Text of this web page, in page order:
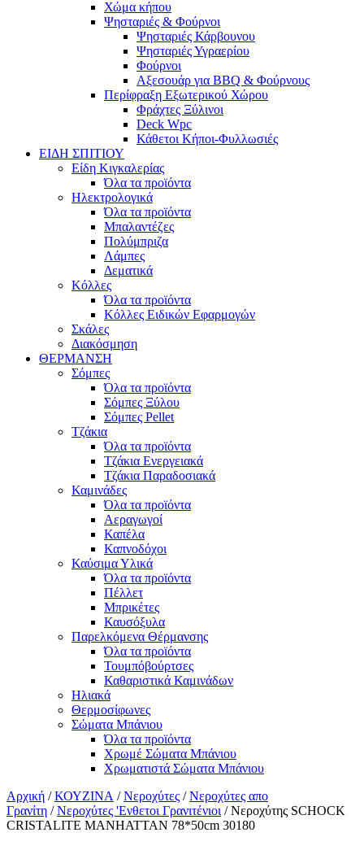
Χώμα κήπου
Ψησταριές & Φούρνοι
Ψησταριές Κάρβουνου
Ψησταριές Υγραερίου
Φούρνοι
Αξεσουάρ για BBQ & Φούρνους
Περίφραξη Εξωτερικού Χώρου
Φράχτες Ξύλινοι
Deck Wpc
Κάθετοι Κήποι-Φυλλωσιές
ΕΙΔΗ ΣΠΙΤΙΟΥ
Είδη Κιγκαλερίας
Όλα τα προϊόντα
Ηλεκτρολογικά
Όλα τα προϊόντα
Μπαλαντέζες
Πολύμπριζα
Λάμπες
Δεματικά
Κόλλες
Όλα τα προϊόντα
Κόλλες Ειδικών Εφαρμογών
Σκάλες
Διακόσμηση
ΘΕΡΜΑΝΣΗ
Σόμπες
Όλα τα προϊόντα
Σόμπες Ξύλου
Σόμπες Pellet
Τζάκια
Όλα τα προϊόντα
Τζάκια Ενεργειακά
Τζάκια Παραδοσιακά
Καμινάδες
Όλα τα προϊόντα
Αεραγωγοί
Καπέλα
Καπνοδόχοι
Καύσιμα Υλικά
Όλα τα προϊόντα
Πέλλετ
Μπρικέτες
Καυσόξυλα
Παρελκόμενα Θέρμανσης
Όλα τα προϊόντα
Τουμπόβούρτσες
Καθαριστικά Καμινάδων
Ηλιακά
Θερμοσίφωνες
Σώματα Μπάνιου
Όλα τα προϊόντα
Χρωμέ Σώματα Μπάνιου
Χρωματιστά Σώματα Μπάνιου
Αρχική /ΚΟΥΖΙΝΑ /Νεροχύτες /Νεροχύτες απο
Γρανίτη /Νεροχύτες 'Ενθετοι Γρανιτένιοι / Νεροχύτης SCHOCK
CRISTALITE MANHATTAN 78*50cm 30180